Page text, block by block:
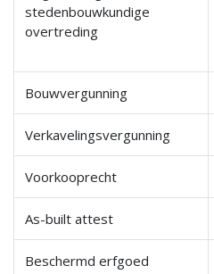
stedenbouwkundige
overtreding
Bouwvergunning
Verkavelingsvergunning
Voorkooprecht
As-built attest
Beschermd erfgoed